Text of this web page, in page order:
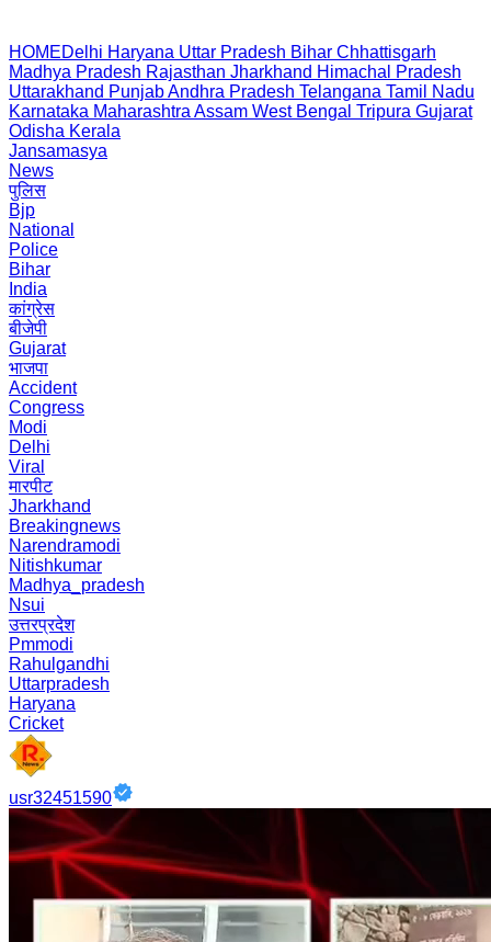
HOMEDelhi Haryana Uttar Pradesh Bihar Chhattisgarh
Madhya Pradesh Rajasthan Jharkhand Himachal Pradesh
Uttarakhand PunjabAndhra Pradesh Telangana Tamil Nadu
Karnataka Maharashtra Assam West Bengal Tripura Gujarat
Odisha Kerala
Jansamasya
News
पुलिस
Bjp
National
Police
Bihar
India
कांग्रेस
बीजेपी
Gujarat
भाजपा
Accident
Congress
Modi
Delhi
Viral
मारपीट
Jharkhand
Breakingnews
Narendramodi
Nitishkumar
Madhya_pradesh
Nsui
उत्तरप्रदेश
Pmmodi
Rahulgandhi
Uttarpradesh
Haryana
Cricket
usr32451590